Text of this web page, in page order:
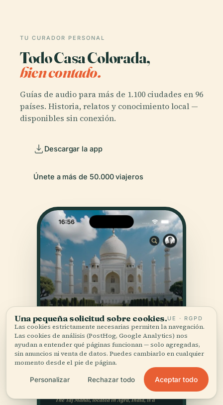
TU CURADOR PERSONAL
Todo Casa Colorada,
bien contado.
Guías de audio para más de 1.100 ciudades en 96
países. Historia, relatos y conocimiento local —
disponibles sin conexión.
Descargar la app
Únete a más de 50.000 viajeros
Una pequeña solicitud sobre cookies.UE · RGPD
Las cookies estrictamente necesarias permiten la navegación.
Las cookies de análisis (PostHog, Google Analytics) nos
ayudan a entender qué páginas funcionan — solo agregadas,
sin anuncios ni venta de datos. Puedes cambiarlo en cualquier
momento desde el pie de página.
Personalizar Rechazar todo Aceptar todo